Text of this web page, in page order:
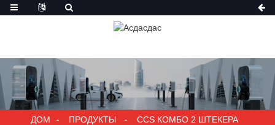
ДОМ ПРОДУКТЫ CCS КОМБО 2 ШТЕКЕРА